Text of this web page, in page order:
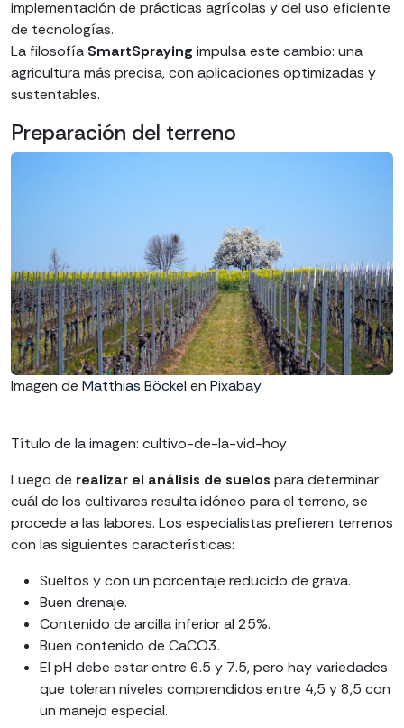
implementación de prácticas agrícolas y del uso eficiente
de tecnologías.
La filosofía SmartSpraying impulsa este cambio: una
agricultura más precisa, con aplicaciones optimizadas y
sustentables.
Preparación del terreno
Imagen de Matthias Böckel en Pixabay
Título de la imagen: cultivo-de-la-vid-hoy
Luego de realizar el análisis de suelos para determinar
cuál de los cultivares resulta idóneo para el terreno, se
procede a las labores. Los especialistas prefieren terrenos
con las siguientes características:
Sueltos y con un porcentaje reducido de grava.
Buen drenaje.
Contenido de arcilla inferior al 25%.
Buen contenido de CaCO3.
El pH debe estar entre 6.5 y 7.5, pero hay variedades
que toleran niveles comprendidos entre 4,5 y 8,5 con
un manejo especial.